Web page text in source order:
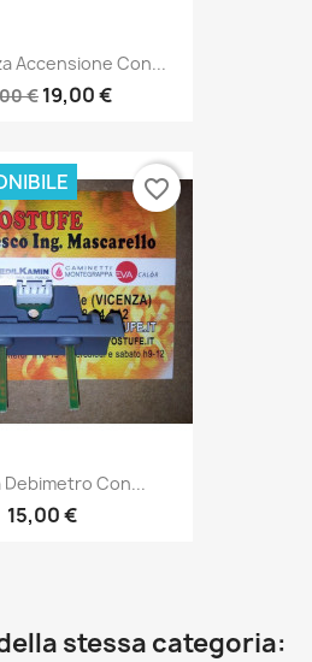
Accensione Con...
€ 19,00 €
Debimetro Con...
15,00 €
favorite_border
stessa categoria: